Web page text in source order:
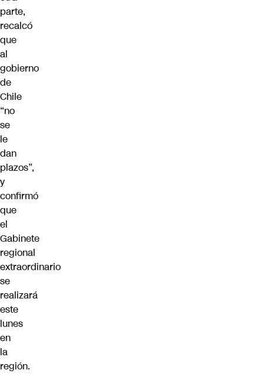
parte,
recalcó
que
al
gobierno
de
Chile
“no
se
le
dan
plazos”,
y
confirmó
que
el
Gabinete
regional
extraordinario
se
realizará
este
lunes
en
la
región.